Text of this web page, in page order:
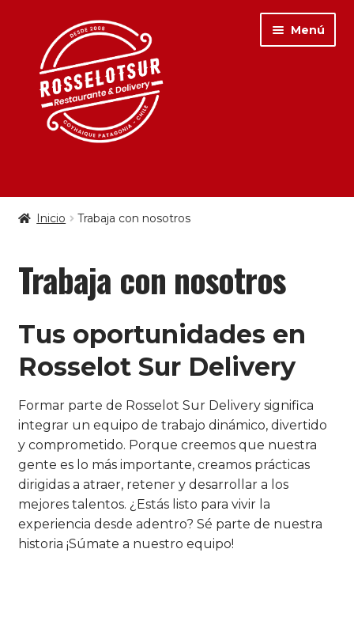
Menú
PARA TOMAR
Inicio Trabaja con nosotros
Trabaja con nosotros
Tus oportunidades en
Rosselot Sur Delivery
Formar parte de Rosselot Sur Delivery significa
integrar un equipo de trabajo dinámico, divertido
y comprometido. Porque creemos que nuestra
gente es lo más importante, creamos prácticas
dirigidas a atraer, retener y desarrollar a los
mejores talentos. ¿Estás listo para vivir la
experiencia desde adentro? Sé parte de nuestra
historia ¡Súmate a nuestro equipo!